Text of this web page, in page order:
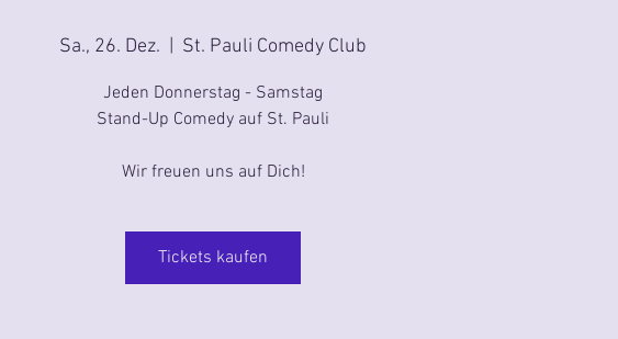
Sa., 26. Dez. St. Pauli Comedy Club
Jeden Donnerstag - Samstag
Stand-Up Comedy auf St. Pauli
Wir freuen uns auf Dich!
Tickets kaufen